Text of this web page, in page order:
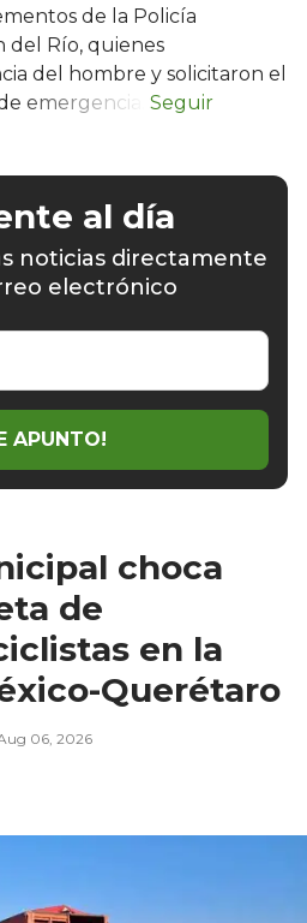
de la Policía
del Río, quienes
del hombre y solicitaron el
emergencia.
al día
noticias directamente
electrónico
APUNTO!
choca
de
en la
Querétaro
06, 2026